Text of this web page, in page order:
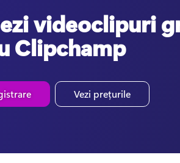
videoclipuri
Clipchamp
Vezi prețurile